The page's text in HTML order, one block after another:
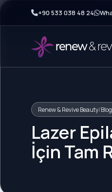
+90 533 038 48 24
Renew & Revive Beauty/Blog
Lazer
İçin Tam